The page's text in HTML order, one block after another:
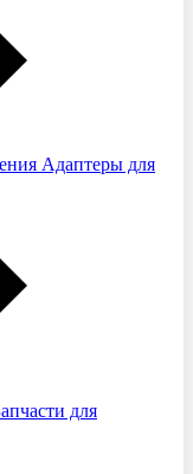
Адаптеры для
для